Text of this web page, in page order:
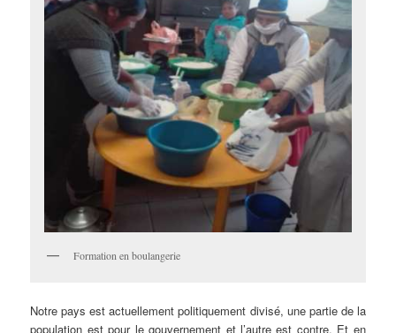
Formation en boulangerie
Notre pays est actuellement politiquement divisé, une partie de la
population est pour le gouvernement et l’autre est contre. Et en